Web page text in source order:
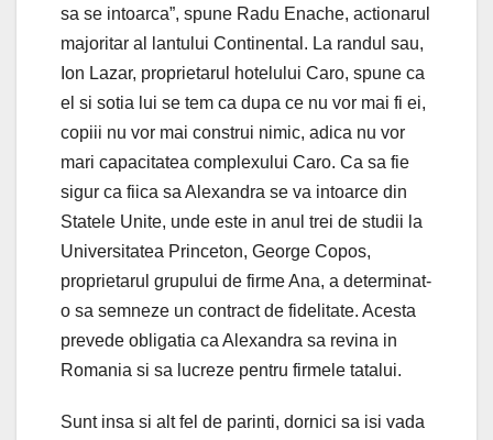
sa se intoarca”, spune Radu Enache, actionarul
majoritar al lantului Continental. La randul sau,
Ion Lazar, proprietarul hotelului Caro, spune ca
el si sotia lui se tem ca dupa ce nu vor mai fi ei,
copiii nu vor mai construi nimic, adica nu vor
mari capacitatea complexului Caro. Ca sa fie
sigur ca fiica sa Alexandra se va intoarce din
Statele Unite, unde este in anul trei de studii la
Universitatea Princeton, George Copos,
proprietarul grupului de firme Ana, a determinat-
o sa semneze un contract de fidelitate. Acesta
prevede obligatia ca Alexandra sa revina in
Romania si sa lucreze pentru firmele tatalui.
Sunt insa si alt fel de parinti, dornici sa isi vada